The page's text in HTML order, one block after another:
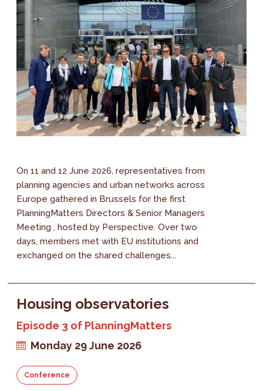
On 11 and 12 June 2026, representatives from
planning agencies and urban networks across
Europe gathered in Brussels for the first
PlanningMatters Directors & Senior Managers
Meeting , hosted by Perspective. Over two
days, members met with EU institutions and
exchanged on the shared challenges...
Housing observatories
Episode 3 of PlanningMatters
Monday 29 June 2026
Conference